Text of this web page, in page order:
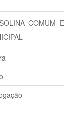
COMUM